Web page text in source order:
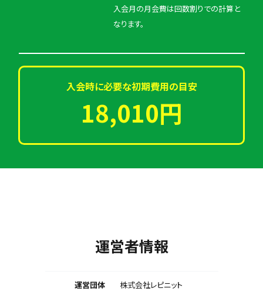
入会月の月会費は回数割りでの計算と
なります。
入会時に必要な初期費用の目安
18,010円
運営者情報
運営団体 株式会社レピニット